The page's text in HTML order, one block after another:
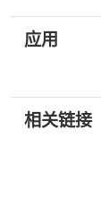
应用
相关链接